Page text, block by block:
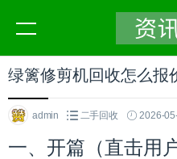
绿篱修剪机回收怎么报
admin 二手回收 2026-
一、开篇（直击用